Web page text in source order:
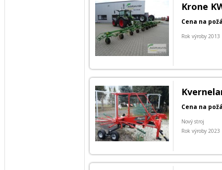
Krone
Cena na
Rok výroby 2013
Cena na
Nový stroj
Rok výroby 2023